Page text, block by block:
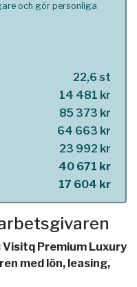
och gör personliga
22,6 st
14 481 kr
85 373 kr
64 663 kr
23 992 kr
40 671 kr
17 604 kr
Premium Luxury
med lön, leasing,